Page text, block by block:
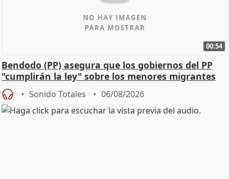
00:54
Bendodo (PP) asegura que los gobiernos del PP
"cumplirán la ley" sobre los menores migrantes
Sonido Totales 06/08/2026